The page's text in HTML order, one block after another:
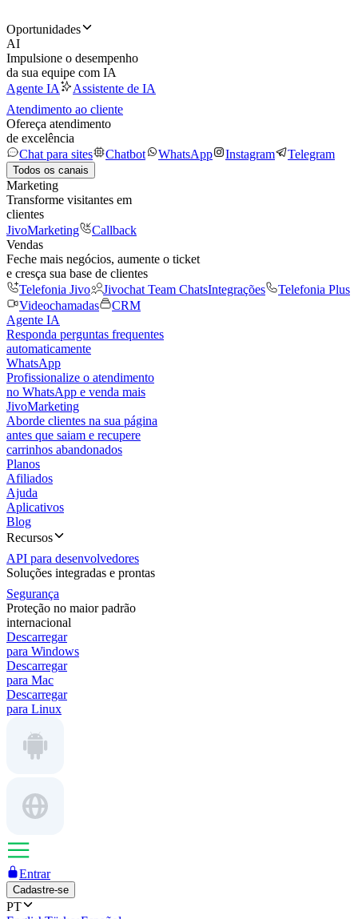
Oportunidades
AI
Impulsione o desempenho
da sua equipe com IA
Agente IA
Assistente de IA
Atendimento ao cliente
Ofereça atendimento
de excelência
Chat para sites
Chatbot WhatsApp Instagram Telegram
Todos os canais
Marketing
Transforme visitantes em
clientes
JivoMarketing
Callback
Vendas
Feche mais negócios, aumente o ticket
e cresça sua base de clientes
Telefonia Jivo
Jivochat Team ChatsIntegrações
Telefonia Plus
Videochamadas
CRM
Agente IA
Responda perguntas frequentes
automaticamente
WhatsApp
Profissionalize o atendimento
no WhatsApp e venda mais
JivoMarketing
Aborde clientes na sua página
antes que saiam e recupere
carrinhos abandonados
Planos
Afiliados
Ajuda
Aplicativos
Blog
Recursos
API para desenvolvedores
Soluções integradas e prontas
Segurança
Proteção no maior padrão
internacional
Descarregar
para Windows
Descarregar
para Mac
Descarregar
para Linux
Entrar
Cadastre-se
PT